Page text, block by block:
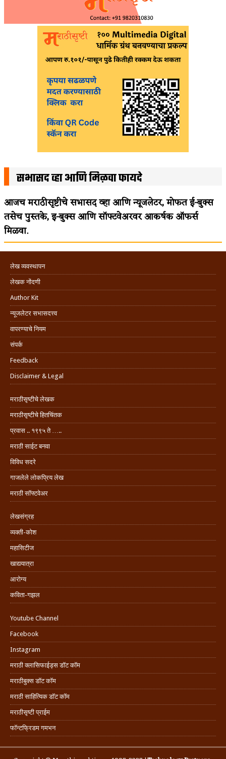
सभासद व्हा आणि मिळवा फायदे
आजच मराठीसृष्टीचे सभासद व्हा आणि न्यूजलेटर, मोफत ई-बुक्स
तसेच पुस्तके, इ-बुक्स आणि सॉफ्टवेअरवर आकर्षक ऑफर्स
मिळवा.
लेख व्यवस्थापन
लेखक नोंदणी
Author Kit
न्यूजलेटर सभासदत्त्व
वापरण्याचे नियम
संपर्क
Feedback
Disclaimer & Legal
मराठीसृष्टीचे लेखक
मराठीसृष्टीचे हितचिंतक
प्रवास .. १९९५ ते …..
मराठी साईट बनवा
विविध सदरे
गाजलेले लोकप्रिय लेख
मराठी सॉफ्टवेअर
लेखसंग्रह
व्यक्ती-कोश
महासिटीज
खाद्ययात्रा
आरोग्य
कविता-गझल
Youtube Channel
Facebook
Instagram
मराठी क्लासिफाईड्स डॉट कॉम
मराठीबुक्स डॉट कॉम
मराठी साहित्यिक डॉट कॉम
मराठीसृष्टी प्राईम
फॉन्टफ्रिडम गमभन